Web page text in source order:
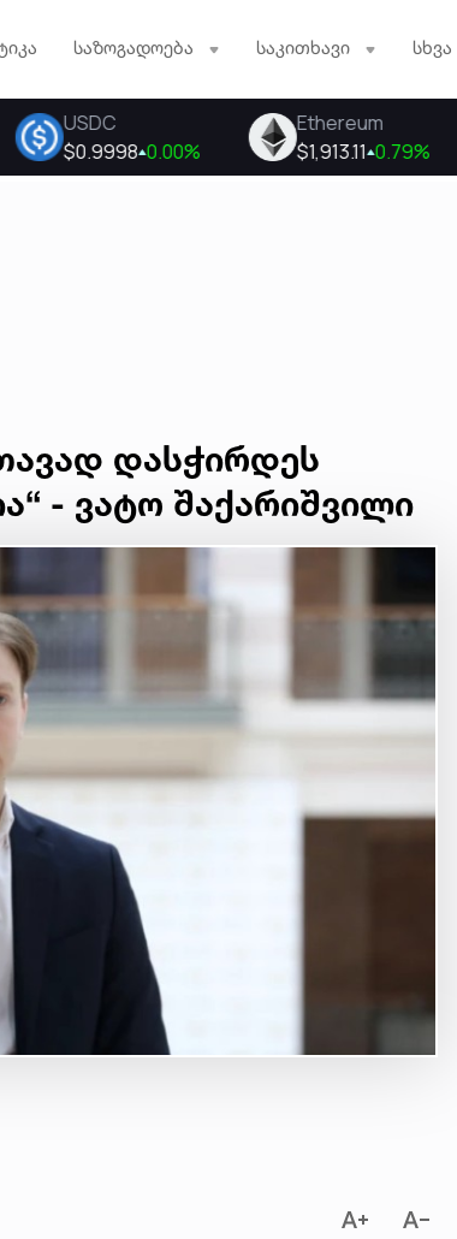
საზოგადოება საკითხავი სხვა
დასჭირდეს
- ვატო შაქარიშვილი